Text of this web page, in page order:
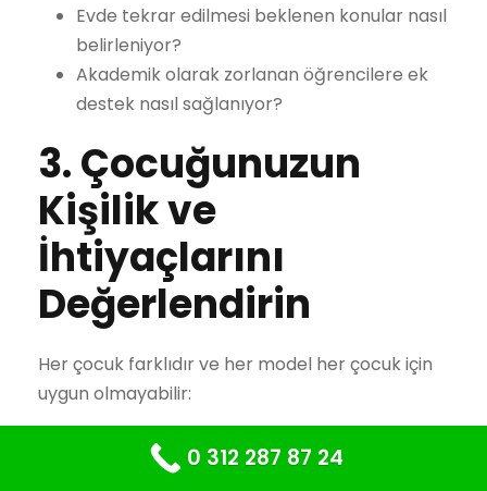
Evde tekrar edilmesi beklenen konular nasıl
belirleniyor?
Akademik olarak zorlanan öğrencilere ek
destek nasıl sağlanıyor?
3. Çocuğunuzun
Kişilik ve
İhtiyaçlarını
Değerlendirin
Her çocuk farklıdır ve her model her çocuk için
uygun olmayabilir:
Çocuğunuz kendi kendini motive edebilen,
meraklı ve aktif bir yapıya mı sahip?
0 312 287 87 24